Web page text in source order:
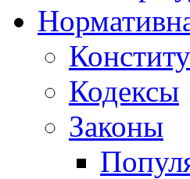
Кодексы
Законы